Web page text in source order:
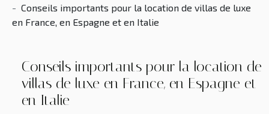
Conseils importants pour la location de villas de luxe
en France, en Espagne et en Italie
Conseils importants pour la location de
villas de luxe en France, en Espagne et
en Italie